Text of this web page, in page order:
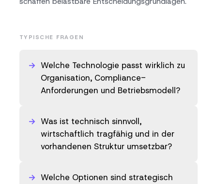
TYPISCHE FRAGEN
Welche Technologie passt wirklich zu
Organisation, Compliance-
Anforderungen und Betriebsmodell?
Was ist technisch sinnvoll,
wirtschaftlich tragfähig und in der
vorhandenen Struktur umsetzbar?
Welche Optionen sind strategisch